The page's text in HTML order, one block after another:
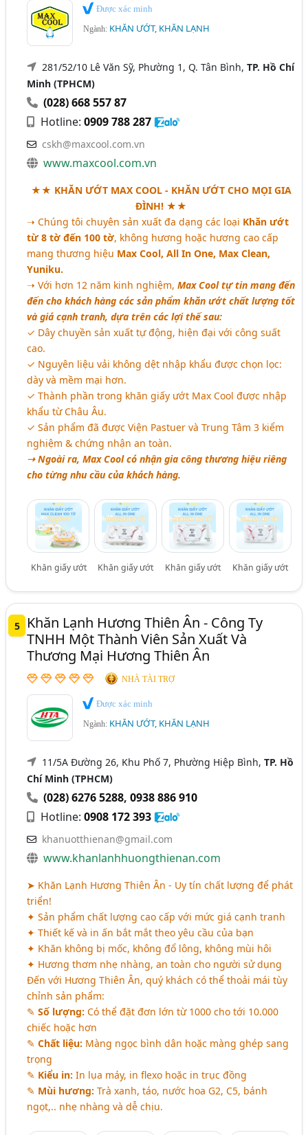
Được xác minh
Ngành: KHĂN ƯỚT, KHĂN LẠNH
281/52/10 Lê Văn Sỹ, Phường 1, Q. Tân Bình,TP. Hồ Chí
Minh (TPHCM)
(028) 668 557 87
Hotline:0909 788 287
cskh@maxcool.com.vn
www.maxcool.com.vn
★★ KHĂN ƯỚT MAX COOL - KHĂN ƯỚT CHO MỌI GIA
ĐÌNH! ★★
➝ Chúng tôi chuyên sản xuất đa dạng các loại Khăn ướt
từ 8 tờ đến 100 tờ, không hương hoặc hương cao cấp
mang thương hiệu Max Cool, All In One, Max Clean,
Yuniku.
➝ Với hơn 12 năm kinh nghiệm,Max Cool tự tin mang đến
đến cho khách hàng các sản phẩm khăn ướt chất lượng tốt
và giá cạnh tranh, dựa trên các lợi thế sau:
✓ Dây chuyền sản xuất tự động, hiện đại với công suất
cao.
✓ Nguyên liệu vải không dệt nhập khẩu được chọn lọc:
dày và mềm mại hơn.
✓ Thành phần trong khăn giấy ướt Max Cool được nhập
khẩu từ Châu Âu.
✓ Sản phẩm đã được Viện Pastuer và Trung Tâm 3 kiểm
nghiệm & chứng nhận an toàn.
➝ Ngoài ra, Max Cool có nhận gia công thương hiệu riêng
cho từng nhu cầu của khách hàng.
Khăn giấy ướt Khăn giấy ướt Khăn giấy ướt Khăn giấy ướt
5
Khăn Lạnh Hương Thiên Ân - Công Ty
TNHH Một Thành Viên Sản Xuất Và
Thương Mại Hương Thiên Ân
NHÀ TÀI TRỢ
Được xác minh
Ngành: KHĂN ƯỚT, KHĂN LẠNH
11/5A Đường 26, Khu Phố 7, Phường Hiệp Bình,TP. Hồ
Chí Minh (TPHCM)
(028) 6276 5288,0938 886 910
Hotline:0908 172 393
khanuotthienan@gmail.com
www.khanlanhhuongthienan.com
➤ Khăn Lạnh Hương Thiên Ân - Uy tín chất lượng để phát
triển!
✦ Sản phẩm chất lượng cao cấp với mức giá cạnh tranh
✦ Thiết kế và in ấn bắt mắt theo yêu cầu của bạn
✦ Khăn không bị mốc, không đổ lông, không mùi hôi
✦ Hương thơm nhẹ nhàng, an toàn cho người sử dụng
Đến với Hương Thiên Ân, quý khách có thể thoải mái tùy
chỉnh sản phẩm:
✎Số lượng: Có thể đặt đơn lớn từ 1000 cho tới 10.000
chiếc hoặc hơn
✎Chất liệu: Màng ngọc bình dân hoặc màng ghép sang
trọng
✎ Kiểu in: In lụa máy, in flexo hoặc in trục đồng
✎ Mùi hương: Trà xanh, táo, nước hoa G2, C5, bánh
ngọt,.. nhẹ nhàng và dễ chịu.